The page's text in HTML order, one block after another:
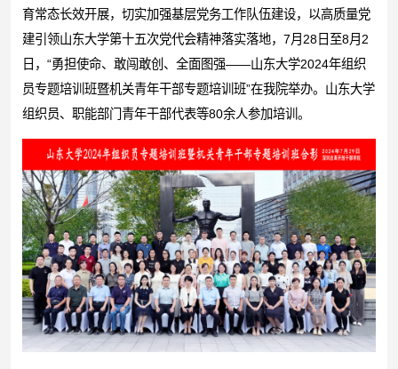
育常态长效开展，切实加强基层党务工作队伍建设，以高质量党
建引领山东大学第十五次党代会精神落实落地，7月28日至8月2
日，“勇担使命、敢闯敢创、全面图强——山东大学2024年组织
员专题培训班暨机关青年干部专题培训班”在我院举办。山东大学
组织员、职能部门青年干部代表等80余人参加培训。